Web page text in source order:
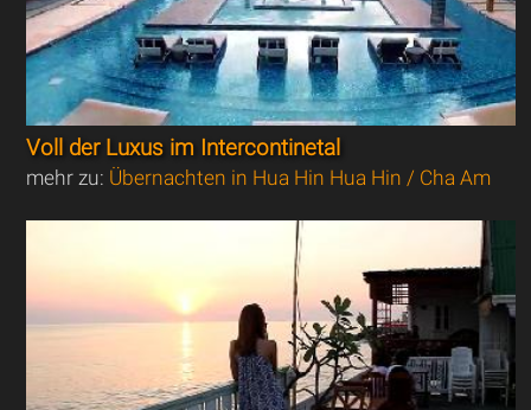
Voll der Luxus im Intercontinetal
mehr zu: Übernachten in Hua Hin Hua Hin / Cha Am